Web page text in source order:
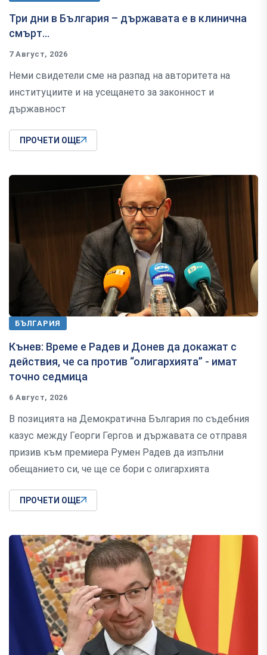
Три дни в България – държавата е в клинична
смърт…
7 Август, 2026
Неми свидетели сме на разпад на авторитета на
институциите и на усещането за законност и
държавност
ПРОЧЕТИ ОЩЕ
БЪЛГАРИЯ
Кънев: Време е Радев и Донев да докажат с
действия, че са против “олигархията” - имат
точно седмица
6 Август, 2026
В позицията на Демократична България по съдебния
казус между Георги Гергов и държавата се отправя
призив към премиера Румен Радев да изпълни
обещанието си, че ще се бори с олигархията
ПРОЧЕТИ ОЩЕ